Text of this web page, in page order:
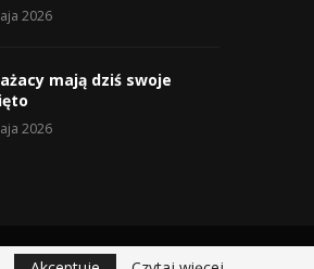
2026
mają dziś swoje
2026